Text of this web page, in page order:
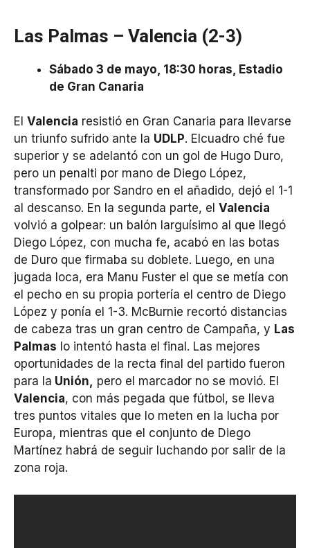
Las Palmas – Valencia (2-3)
Sábado 3 de mayo, 18:30 horas, Estadio
de Gran Canaria
El Valencia resistió en Gran Canaria para llevarse
un triunfo sufrido ante la UDLP. Elcuadro ché fue
superior y se adelantó con un gol de Hugo Duro,
pero un penalti por mano de Diego López,
transformado por Sandro en el añadido, dejó el 1-1
al descanso. En la segunda parte, el Valencia
volvió a golpear: un balón larguísimo al que llegó
Diego López, con mucha fe, acabó en las botas
de Duro que firmaba su doblete. Luego, en una
jugada loca, era Manu Fuster el que se metía con
el pecho en su propia portería el centro de Diego
López y ponía el 1-3. McBurnie recortó distancias
de cabeza tras un gran centro de Campaña, y Las
Palmas lo intentó hasta el final. Las mejores
oportunidades de la recta final del partido fueron
para la Unión, pero el marcador no se movió. El
Valencia, con más pegada que fútbol, se lleva
tres puntos vitales que lo meten en la lucha por
Europa, mientras que el conjunto de Diego
Martínez habrá de seguir luchando por salir de la
zona roja.